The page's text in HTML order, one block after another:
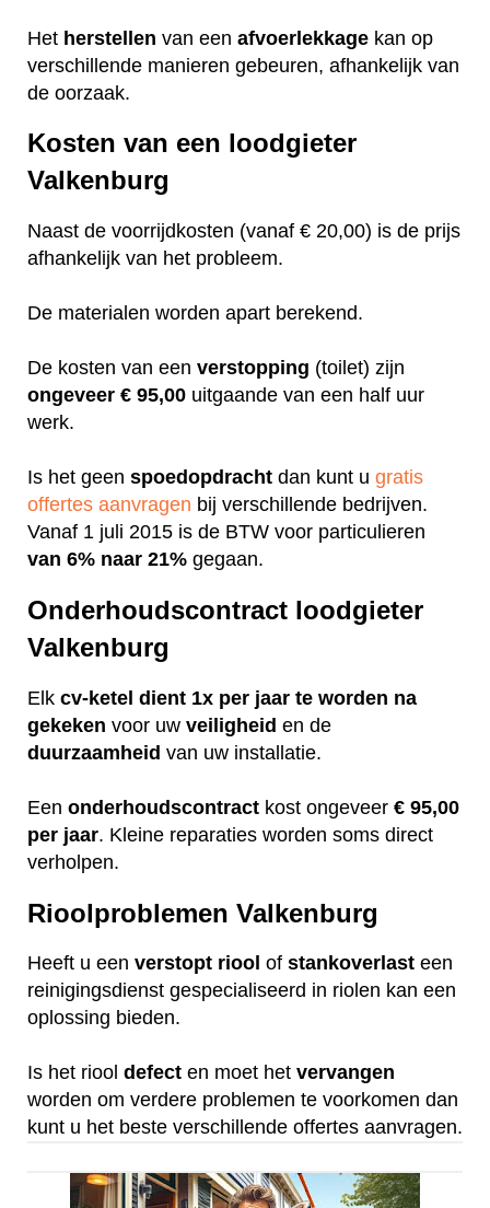
Het herstellen van een afvoerlekkage kan op
verschillende manieren gebeuren, afhankelijk van
de oorzaak.
Kosten van een loodgieter
Valkenburg
Naast de voorrijdkosten (vanaf € 20,00) is de prijs
afhankelijk van het probleem.
De materialen worden apart berekend.
De kosten van een verstopping (toilet) zijn
ongeveer € 95,00 uitgaande van een half uur
werk.
Is het geen spoedopdracht dan kunt u gratis
offertes aanvragen bij verschillende bedrijven.
Vanaf 1 juli 2015 is de BTW voor particulieren
van 6% naar 21% gegaan.
Onderhoudscontract loodgieter
Valkenburg
Elk cv-ketel dient 1x per jaar te worden na
gekeken voor uw veiligheid en de
duurzaamheid van uw installatie.
Een onderhoudscontract kost ongeveer € 95,00
per jaar. Kleine reparaties worden soms direct
verholpen.
Rioolproblemen Valkenburg
Heeft u een verstopt riool of stankoverlast een
reinigingsdienst gespecialiseerd in riolen kan een
oplossing bieden.
Is het riool defect en moet het vervangen
worden om verdere problemen te voorkomen dan
kunt u het beste verschillende offertes aanvragen.